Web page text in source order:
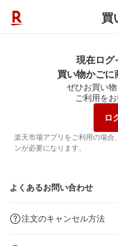
買
現在ログ
買い物かごに
ぜひお買い物
ご利用を
ロ
楽天市場アプリをご利用の場合
ンが必要になります。
よくあるお問い合わせ
注文のキャンセル方法